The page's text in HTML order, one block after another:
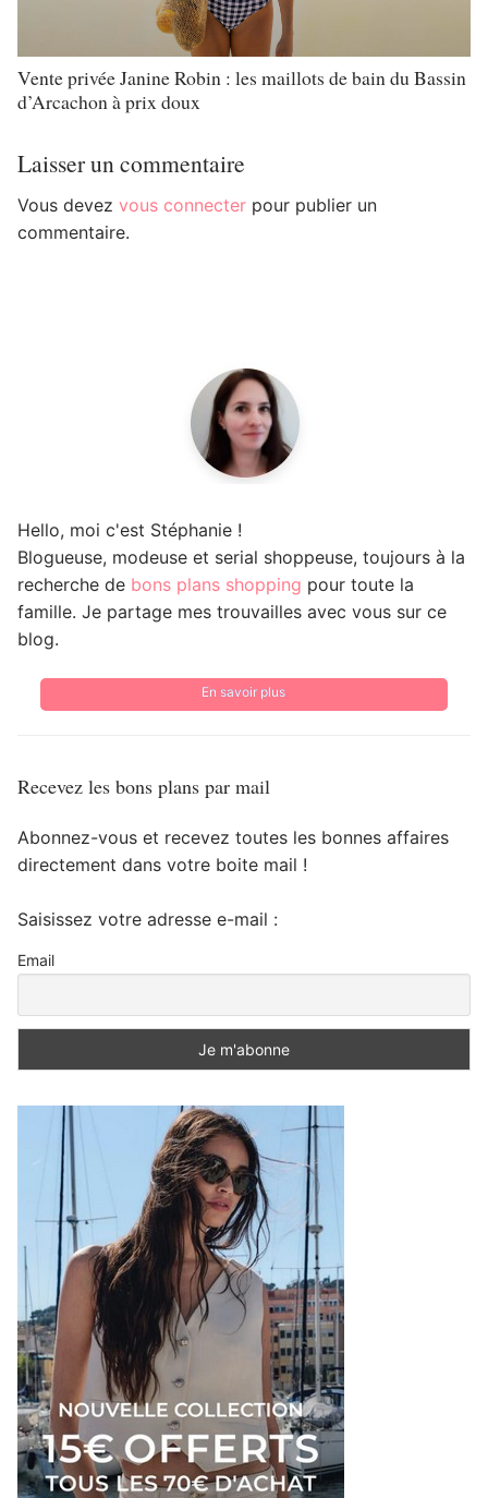
Vente privée Janine Robin : les maillots de bain du Bassin
d’Arcachon à prix doux
Laisser un commentaire
Vous devez vous connecter pour publier un
commentaire.
Hello, moi c'est Stéphanie !
Blogueuse, modeuse et serial shoppeuse, toujours à la
recherche de bons plans shopping pour toute la
famille. Je partage mes trouvailles avec vous sur ce
blog.
En savoir plus
Recevez les bons plans par mail
Abonnez-vous et recevez toutes les bonnes affaires
directement dans votre boite mail !
Saisissez votre adresse e-mail :
Email